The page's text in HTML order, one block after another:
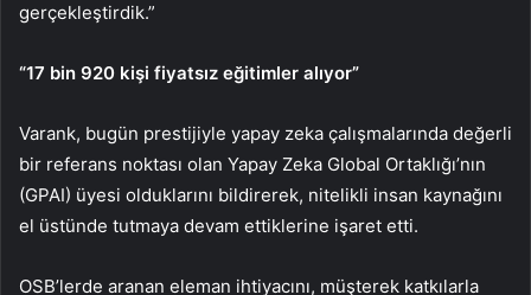
gerçekleştirdik.”
“17 bin 920 kişi fiyatsız eğitimler alıyor”
Varank, bugün prestijiyle yapay zeka çalışmalarında değerli
bir referans noktası olan Yapay Zeka Global Ortaklığı’nın
(GPAI) üyesi olduklarını bildirerek, nitelikli insan kaynağını
el üstünde tutmaya devam ettiklerine işaret etti.
OSB’lerde aranan eleman ihtiyacını, müşterek katkılarla